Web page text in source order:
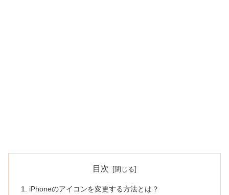
目次
iPhoneのアイコンを変更する方法とは？